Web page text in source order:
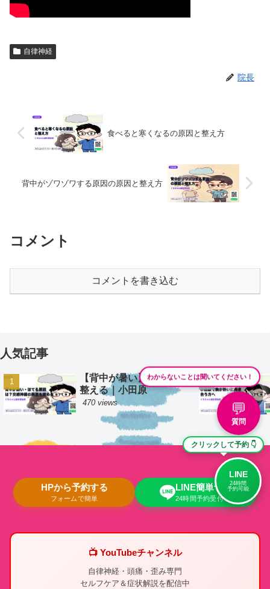
自律神経
院長
食べると寒くなるの原因と整え方
背中がゾワゾワする原因の原因と整え方
コメント
コメントを書き込む
人気記事
【背中が暑い】根本から
整える｜小田原
470 views
HPから予約する
フォームで簡単
LINE簡単予約
24時間予約受付中
📺 YouTubeチャンネル
自律神経・頭痛・歪み専門
セルフケア＆症状解説を配信中
わからないことは聞いてください！
💬
質問
クリックして予約 👇
LINE
24時間
予約可能